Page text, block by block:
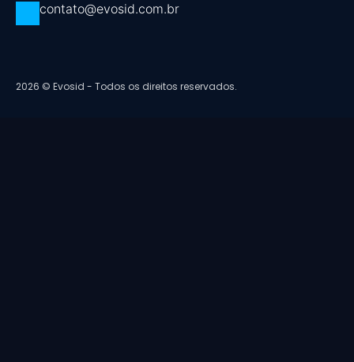
contato@evosid.com.br
2026 © Evosid - Todos os direitos reservados.